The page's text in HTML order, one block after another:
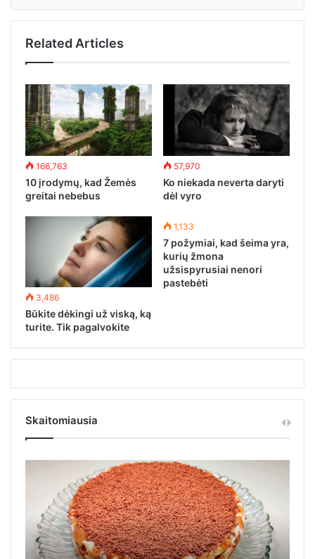
Related Articles
166,763
10 įrodymų, kad Žemės
greitai nebebus
57,970
Ko niekada neverta daryti
dėl vyro
3,486
Būkite dėkingi už viską, ką
turite. Tik pagalvokite
1,133
7 požymiai, kad šeima yra,
kurių žmona
užsispyrusiai nenori
pastebėti
Skaitomiausia